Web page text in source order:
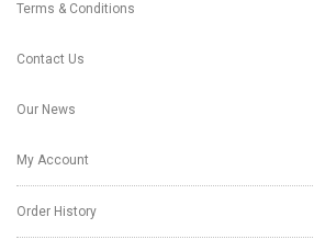
Terms & Conditions
Contact Us
Our News
My Account
Order History